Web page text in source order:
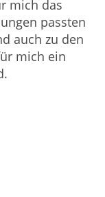
mich das
passten
auch zu den
mich ein